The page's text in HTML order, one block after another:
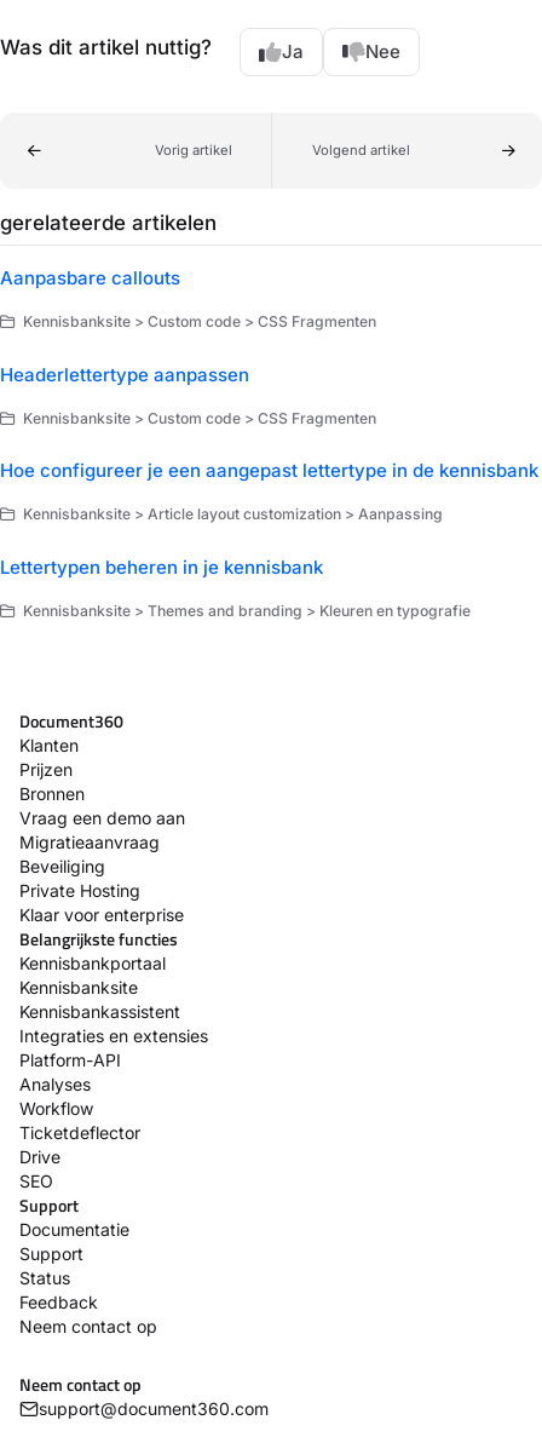
Was dit artikel nuttig? Ja Nee
Vorig artikel Volgend artikel
gerelateerde artikelen
Aanpasbare callouts
Kennisbanksite > Custom code > CSS Fragmenten
Headerlettertype aanpassen
Kennisbanksite > Custom code > CSS Fragmenten
Hoe configureer je een aangepast lettertype in de kennisbank
Kennisbanksite > Article layout customization > Aanpassing
Lettertypen beheren in je kennisbank
Kennisbanksite > Themes and branding > Kleuren en typografie
Document360
Klanten
Prijzen
Bronnen
Vraag een demo aan
Migratieaanvraag
Beveiliging
Private Hosting
Klaar voor enterprise
Belangrijkste functies
Kennisbankportaal
Kennisbanksite
Kennisbankassistent
Integraties en extensies
Platform-API
Analyses
Workflow
Ticketdeflector
Drive
SEO
Support
Documentatie
Support
Status
Feedback
Neem contact op
Neem contact op
support@document360.com